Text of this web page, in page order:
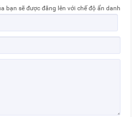
bạn sẽ được đăng lên với chế độ ẩn danh